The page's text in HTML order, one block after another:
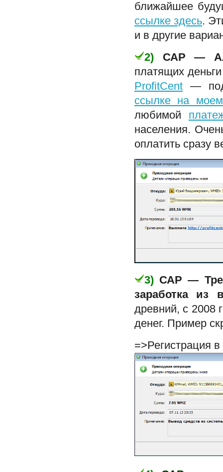
ближайшее
ссылке здесь.
и в другие
2)
САР —
платящих
ProfitCent —
ссылке на
любимой
населения.
оплатить сразу
3) САР —
заработка из
древний, с 2008
денег. Пример
=>Регистрация